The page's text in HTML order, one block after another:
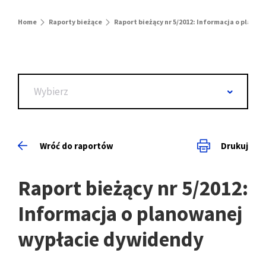
Home Raporty bieżące Raport bieżący nr 5/2012: Informacja o
Wybierz
Wróć do raportów Drukuj
Raport bieżący nr 5/2012:
Informacja o planowanej
wypłacie dywidendy